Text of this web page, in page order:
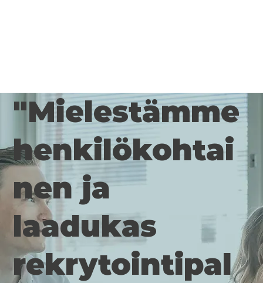
"Mielestämme
henkilökohtai
nen ja
laadukas
rekrytointipal